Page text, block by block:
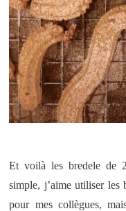
Et voilà les bredele de
simple, j’aime utiliser les
pour mes collègues,